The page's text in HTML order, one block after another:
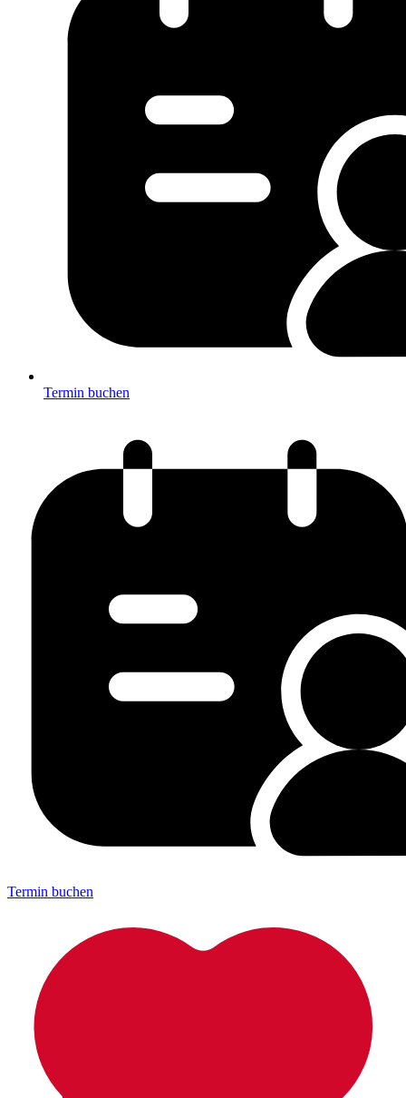
Termin buchen
Termin buchen